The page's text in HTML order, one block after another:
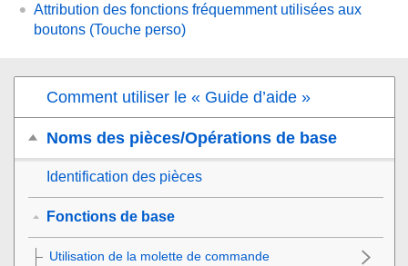
Attribution des fonctions fréquemment utilisées aux
boutons (Touche perso)
Comment utiliser le « Guide d’aide »
Noms des pièces/Opérations de base
Identification des pièces
Fonctions de base
Utilisation de la molette de commande